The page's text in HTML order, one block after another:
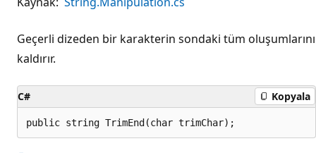
Geçerli dizeden bir karakterin sondaki tüm oluşumlarını
kaldırır.
C# Kopyala
public string TrimEnd(char trimChar);